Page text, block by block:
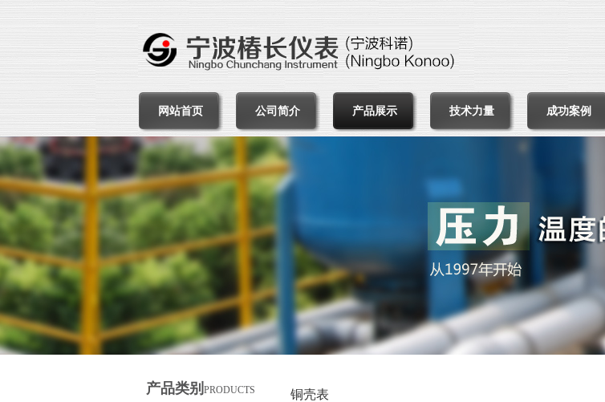
网站首页 公司简介 产品展示 技术力量 成功案例
产品类别 PRODUCTS 铜壳表